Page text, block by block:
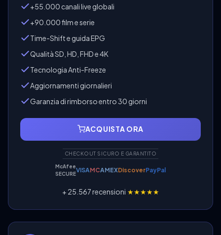
+55.000 canali live globali
+90.000 film e serie
Time-Shift e guida EPG
Qualità SD, HD, FHD e 4K
Tecnologia Anti-Freeze
Aggiornamenti giornalieri
Garanzia di rimborso entro 30 giorni
ACQUISTA ORA
CHECKOUT SICURO E GARANTITO
McAfee
SECUREVISAMCAMEXDiscoverPayPal
+ 25.567 recensioni ★★★★★